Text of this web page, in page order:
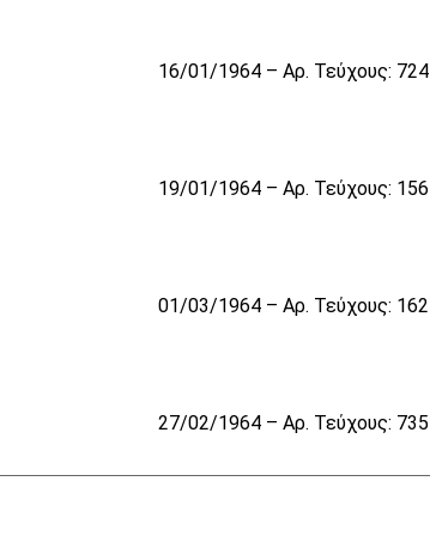
16/01/1964 – Αρ. Τεύχους: 724
19/01/1964 – Αρ. Τεύχους: 156
01/03/1964 – Αρ. Τεύχους: 162
27/02/1964 – Αρ. Τεύχους: 735